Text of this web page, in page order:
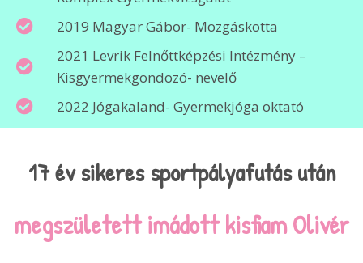
2019 Magyar Gábor- Mozgáskotta
2021 Levrik Felnőttképzési Intézmény –
Kisgyermekgondozó- nevelő
2022 Jógakaland- Gyermekjóga oktató
17 év sikeres sportpályafutás után
megszületett imádott kisfiam Olivér